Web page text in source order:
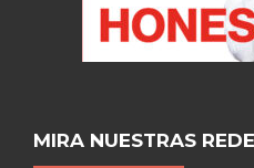
MIRA NUESTRAS